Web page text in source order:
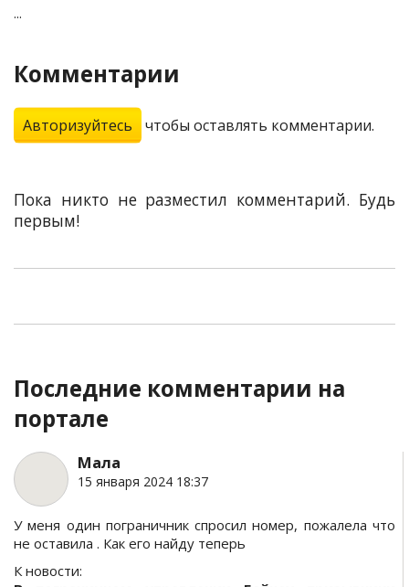
...
Комментарии
Авторизуйтесь чтобы оставлять комментарии.
Пока никто не разместил комментарий. Будь
первым!
Последние комментарии на
портале
Мала
15 января 2024 18:37
У меня один пограничник спросил номер, пожалела что
не оставила . Как его найду теперь
К новости: